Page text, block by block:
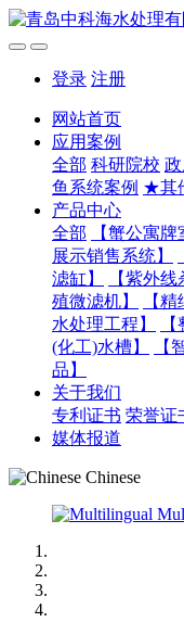
登录 注册
网站首页
应用案例
全部 科研院校
鱼系统案例 ★其
产品中心
全部
【蟹公寓
展示销售系统】
滤缸】
【紫外线
殖微滤机】
【
水处理工程】
(化工)水槽】
【
品】
关于我们
专利证书 荣誉证
媒体报道
Chinese